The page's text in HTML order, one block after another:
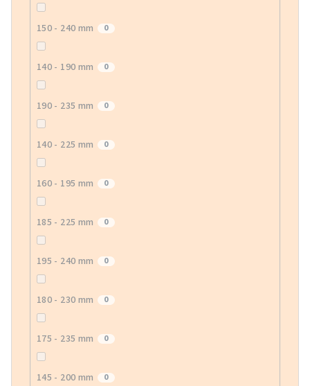
150 - 240 mm 0
140 - 190 mm 0
190 - 235 mm 0
140 - 225 mm 0
160 - 195 mm 0
185 - 225 mm 0
195 - 240 mm 0
180 - 230 mm 0
175 - 235 mm 0
145 - 200 mm 0